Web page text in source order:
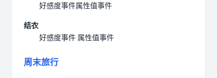
好感度事件属性值事件
结衣
好感度事件 属性值事件
周末旅行